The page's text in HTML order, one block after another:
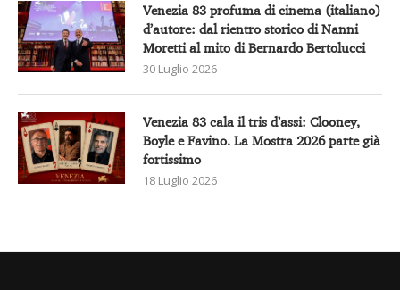
Venezia 83 profuma di cinema (italiano)
d’autore: dal rientro storico di Nanni
Moretti al mito di Bernardo Bertolucci
30 Luglio 2026
Venezia 83 cala il tris d’assi: Clooney,
Boyle e Favino. La Mostra 2026 parte già
fortissimo
18 Luglio 2026